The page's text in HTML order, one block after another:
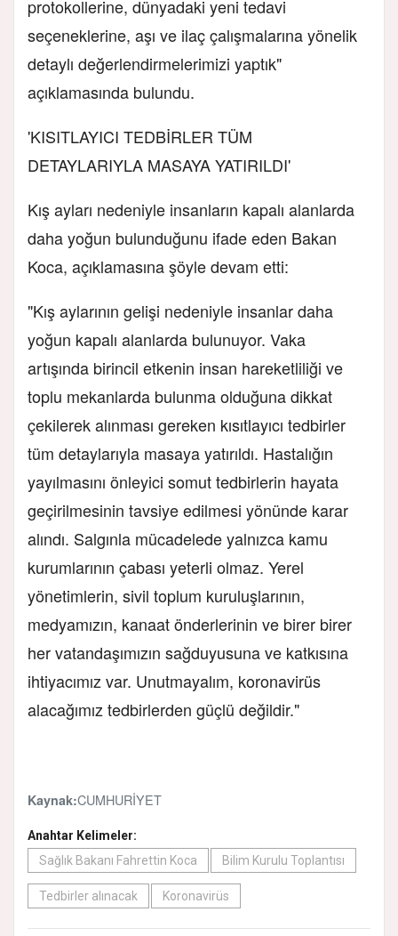
protokollerine, dünyadaki yeni tedavi
seçeneklerine, aşı ve ilaç çalışmalarına yönelik
detaylı değerlendirmelerimizi yaptık"
açıklamasında bulundu.
'KISITLAYICI TEDBİRLER TÜM
DETAYLARIYLA MASAYA YATIRILDI'
Kış ayları nedeniyle insanların kapalı alanlarda
daha yoğun bulunduğunu ifade eden Bakan
Koca, açıklamasına şöyle devam etti:
"Kış aylarının gelişi nedeniyle insanlar daha
yoğun kapalı alanlarda bulunuyor. Vaka
artışında birincil etkenin insan hareketliliği ve
toplu mekanlarda bulunma olduğuna dikkat
çekilerek alınması gereken kısıtlayıcı tedbirler
tüm detaylarıyla masaya yatırıldı. Hastalığın
yayılmasını önleyici somut tedbirlerin hayata
geçirilmesinin tavsiye edilmesi yönünde karar
alındı. Salgınla mücadelede yalnızca kamu
kurumlarının çabası yeterli olmaz. Yerel
yönetimlerin, sivil toplum kuruluşlarının,
medyamızın, kanaat önderlerinin ve birer birer
her vatandaşımızın sağduyusuna ve katkısına
ihtiyacımız var. Unutmayalım, koronavirüs
alacağımız tedbirlerden güçlü değildir."
Kaynak:CUMHURİYET
Anahtar Kelimeler:
Sağlık Bakanı Fahrettin Koca
Bilim Kurulu Toplantısı
Tedbirler alınacak Koronavirüs